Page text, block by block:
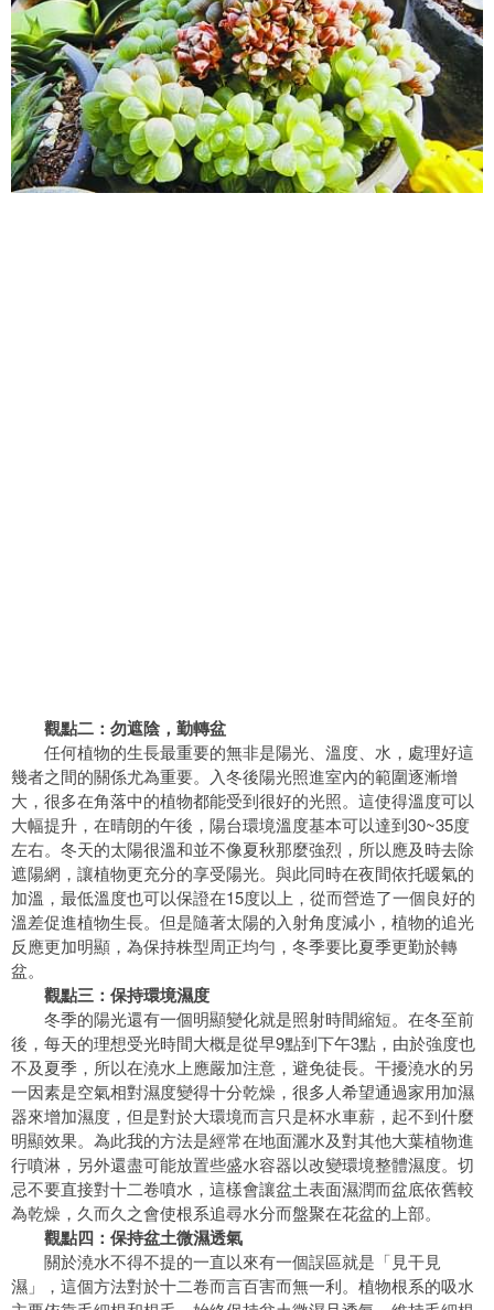
觀點二：勿遮陰，勤轉盆
任何植物的生長最重要的無非是陽光、溫度、水，處理好這
幾者之間的關係尤為重要。入冬後陽光照進室內的範圍逐漸增
大，很多在角落中的植物都能受到很好的光照。這使得溫度可以
大幅提升，在晴朗的午後，陽台環境溫度基本可以達到30~35度
左右。冬天的太陽很溫和並不像夏秋那麼強烈，所以應及時去除
遮陽網，讓植物更充分的享受陽光。與此同時在夜間依托暖氣的
加溫，最低溫度也可以保證在15度以上，從而營造了一個良好的
溫差促進植物生長。但是隨著太陽的入射角度減小，植物的追光
反應更加明顯，為保持株型周正均勻，冬季要比夏季更勤於轉
盆。
觀點三：保持環境濕度
冬季的陽光還有一個明顯變化就是照射時間縮短。在冬至前
後，每天的理想受光時間大概是從早9點到下午3點，由於強度也
不及夏季，所以在澆水上應嚴加注意，避免徒長。干擾澆水的另
一因素是空氣相對濕度變得十分乾燥，很多人希望通過家用加濕
器來增加濕度，但是對於大環境而言只是杯水車薪，起不到什麼
明顯效果。為此我的方法是經常在地面灑水及對其他大葉植物進
行噴淋，另外還盡可能放置些盛水容器以改變環境整體濕度。切
忌不要直接對十二卷噴水，這樣會讓盆土表面濕潤而盆底依舊較
為乾燥，久而久之會使根系追尋水分而盤聚在花盆的上部。
觀點四：保持盆土微濕透氣
關於澆水不得不提的一直以來有一個誤區就是「見干見
濕」，這個方法對於十二卷而言百害而無一利。植物根系的吸水